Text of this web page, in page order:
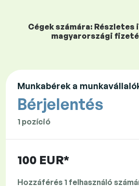
Cégek számára: Részletes
magyarországi
Munkabérek a
Bérjelentés
1 pozíció
100 EUR*
Hozzáférés 1 felhasználó